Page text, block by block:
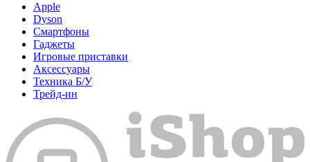
Apple
Dyson
Смартфоны
Гаджеты
Игровые приставки
Аксессуары
Техника Б/У
Трейд-ин